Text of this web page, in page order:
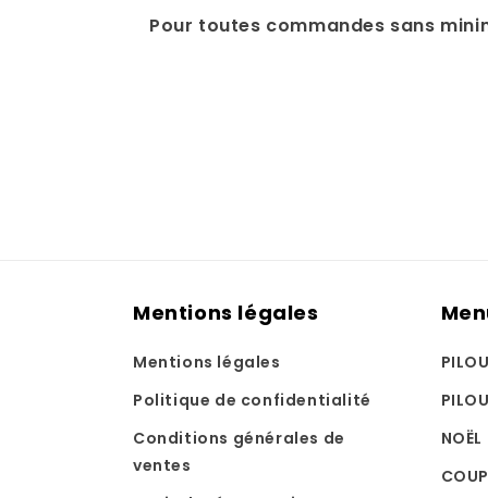
Pour toutes commandes sans
Mentions légales
Mentions légales
Politique de confidentialité
Conditions générales de
ventes
NOËL